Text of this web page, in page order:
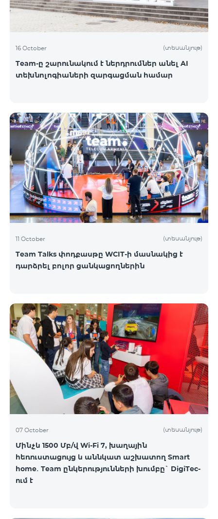
16 October (տեսանյութ)
Team-ը շարունակում է ներդրումներ անել AI
տեխնոլոգիաների զարգացման համար
11 October (տեսանյութ)
Team Talks փոդքասթը WCIT-ի մասնակից է
դարձրել բոլոր ցանկացողներին
07 October (տեսանյութ)
Մինչև 1500 Մբ/վ Wi-Fi 7, խաղային
հեռուստացույց և աննկատ աշխատող Smart
home․ Team ընկերությունների խումբը` DigiTec-
ում է